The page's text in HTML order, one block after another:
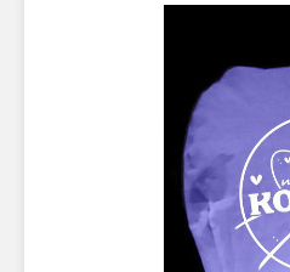
Фейерверки на свадьбу
Фейерверк-шоу
Батареи салютов
Цветной дым